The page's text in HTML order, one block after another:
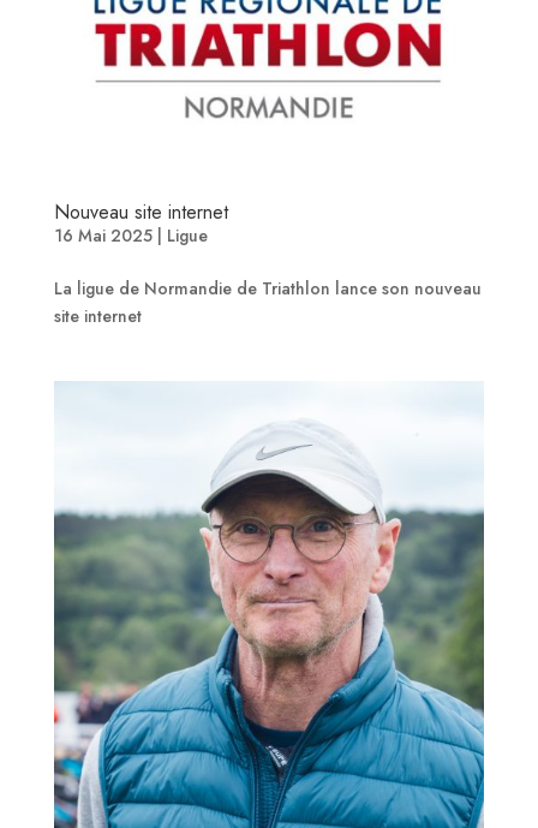
Nouveau site internet
16 Mai 2025| Ligue
La ligue de Normandie de Triathlon lance son nouveau
site internet